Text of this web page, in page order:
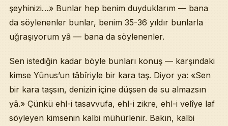
şeyhinizi…» Bunlar hep benim duyduklarım — bana
da söylenenler bunlar, benim 35-36 yıldır bunlarla
uğraşıyorum yâ — bana da söylenenler.
Sen istediğin kadar böyle bunları konuş — karşındaki
kimse Yûnus’un tâbîriyle bir kara taş. Diyor ya: «Sen
bir kara taşsın, denizin içine düşsen de su almazsın
yâ.» Çünkü ehl-i tasavvufa, ehl-i zikre, ehl-i velîye laf
söyleyen kimsenin kalbi mühürlenir. Bakın, kalbi